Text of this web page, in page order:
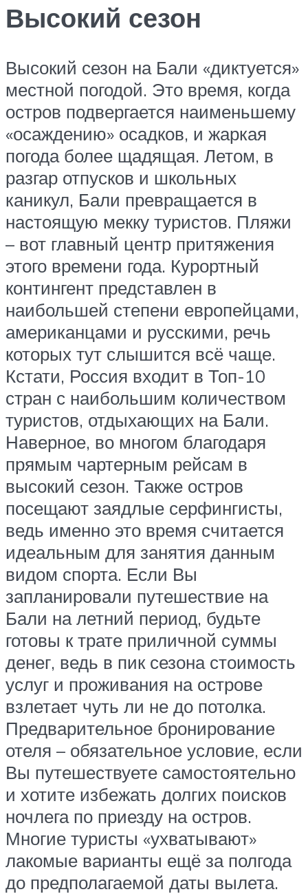
Высокий сезон
Высокий сезон на Бали «диктуется»
местной погодой. Это время, когда
остров подвергается наименьшему
«осаждению» осадков, и жаркая
погода более щадящая. Летом, в
разгар отпусков и школьных
каникул, Бали превращается в
настоящую мекку туристов. Пляжи
– вот главный центр притяжения
этого времени года. Курортный
контингент представлен в
наибольшей степени европейцами,
американцами и русскими, речь
которых тут слышится всё чаще.
Кстати, Россия входит в Топ-10
стран с наибольшим количеством
туристов, отдыхающих на Бали.
Наверное, во многом благодаря
прямым чартерным рейсам в
высокий сезон. Также остров
посещают заядлые серфингисты,
ведь именно это время считается
идеальным для занятия данным
видом спорта. Если Вы
запланировали путешествие на
Бали на летний период, будьте
готовы к трате приличной суммы
денег, ведь в пик сезона стоимость
услуг и проживания на острове
взлетает чуть ли не до потолка.
Предварительное бронирование
отеля – обязательное условие, если
Вы путешествуете самостоятельно
и хотите избежать долгих поисков
ночлега по приезду на остров.
Многие туристы «ухватывают»
лакомые варианты ещё за полгода
до предполагаемой даты вылета.